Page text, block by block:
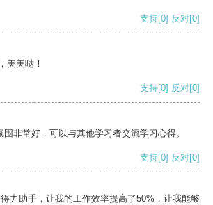
支持[0] 反对[0]
美美哒！
支持[0] 反对[0]
非常好，可以与其他学习者交流学习心得。
支持[0] 反对[0]
力助手，让我的工作效率提高了50%，让我能够